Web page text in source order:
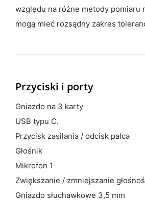
względu na różne metody pomiaru
mogą mieć rozsądny zakres
Przyciski i porty
Gniazdo na 3 karty
USB typu C.
Przycisk zasilania / odcisk palca
Głośnik
Mikrofon 1
Zwiększanie / zmniejszanie
Gniazdo słuchawkowe 3,5 mm